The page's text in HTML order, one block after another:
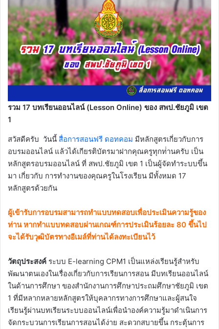
รวม 17 บทเรียนออนไลน์ (Lesson Online) ของ สพป.ชัยภูมิ เขต
1
สวัสดีครับ วันนี้ สื่อการสอนฟรี ดอทคอม มีหลักสูตรเกี่ยวกับการ
อบรมออนไลน์ แล้วได้เกียรติบัตรมาฝากคุณครูทุกท่่านครับ เป็น
หลักสูตรอบรมออนไลน์ ที่ สพป.ชัยภูมิ เขต 1 เป็นผู้จัดทำระบบขึ้น
มา เกี่ยวกับ การทำงานของคุณครูในโรงเรียน มีทั้งหมด 17
หลักสูตรด้วยกัน
ผู้เข้ารับการอบรมสามารถทำแบบทดสอบเพื่อประเมินความรู้ของ
ท่าน หากทำแบบทดสอบผ่านเกณฑ์การประเมินร้อยละ 80 ขึ้นไป
จะได้รับวุฒิบัตรทางอีเมล์ที่ท่านได้ลงทะเบียนไว้
วัตถุประสงค์ ระบบ E-learning CPM1 เป็นแหล่งเรียนรู้สำหรับ
พัฒนาตนเองในเรื่องเกี่ยวกับการเรียนการสอน มีบทเรียนออนไลน์
ในด้านการศึกษา ของสำนักงานการศึกษาประถมศึกษาชัยภูมิ เขต
1 ที่มีหลากหลายหลักสูตรให้บุคลากรทางการศึกษาและผู้สนใจ
เรียนรู้ผ่านบทเรียนระบบออนไลน์เพื่อนำองค์ความรู้มาดำเนินการ
จัดกระบวนการเรียนการสอนได้ง่าย สะดวกสบายขึ้น กระตุ้นการ